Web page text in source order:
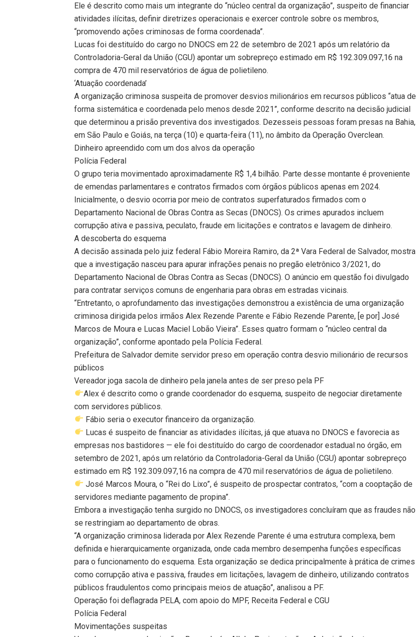
Ele é descrito como mais um integrante do “núcleo central da organização”, suspeito de financiar
atividades ilícitas, definir diretrizes operacionais e exercer controle sobre os membros,
“promovendo ações criminosas de forma coordenada”.
Lucas foi destituído do cargo no DNOCS em 22 de setembro de 2021 após um relatório da
Controladoria-Geral da União (CGU) apontar um sobrepreço estimado em R$ 192.309.097,16 na
compra de 470 mil reservatórios de água de polietileno.
‘Atuação coordenada’
A organização criminosa suspeita de promover desvios milionários em recursos públicos “atua de
forma sistemática e coordenada pelo menos desde 2021”, conforme descrito na decisão judicial
que determinou a prisão preventiva dos investigados. Dezesseis pessoas foram presas na Bahia,
em São Paulo e Goiás, na terça (10) e quarta-feira (11), no âmbito da Operação Overclean.
Dinheiro apreendido com um dos alvos da operação
Polícia Federal
O grupo teria movimentado aproximadamente R$ 1,4 bilhão. Parte desse montante é proveniente
de emendas parlamentares e contratos firmados com órgãos públicos apenas em 2024.
Inicialmente, o desvio ocorria por meio de contratos superfaturados firmados com o
Departamento Nacional de Obras Contra as Secas (DNOCS). Os crimes apurados incluem
corrupção ativa e passiva, peculato, fraude em licitações e contratos e lavagem de dinheiro.
A descoberta do esquema
A decisão assinada pelo juiz federal Fábio Moreira Ramiro, da 2ª Vara Federal de Salvador, mostra
que a investigação nasceu para apurar infrações penais no pregão eletrônico 3/2021, do
Departamento Nacional de Obras Contra as Secas (DNOCS). O anúncio em questão foi divulgado
para contratar serviços comuns de engenharia para obras em estradas vicinais.
“Entretanto, o aprofundamento das investigações demonstrou a existência de uma organização
criminosa dirigida pelos irmãos Alex Rezende Parente e Fábio Rezende Parente, [e por] José
Marcos de Moura e Lucas Maciel Lobão Vieira”. Esses quatro formam o “núcleo central da
organização”, conforme apontado pela Polícia Federal.
Prefeitura de Salvador demite servidor preso em operação contra desvio milionário de recursos
públicos
Vereador joga sacola de dinheiro pela janela antes de ser preso pela PF
Alex é descrito como o grande coordenador do esquema, suspeito de negociar diretamente
com servidores públicos.
Fábio seria o executor financeiro da organização.
Lucas é suspeito de financiar as atividades ilícitas, já que atuava no DNOCS e favorecia as
empresas nos bastidores — ele foi destituído do cargo de coordenador estadual no órgão, em
setembro de 2021, após um relatório da Controladoria-Geral da União (CGU) apontar sobrepreço
estimado em R$ 192.309.097,16 na compra de 470 mil reservatórios de água de polietileno.
José Marcos Moura, o “Rei do Lixo”, é suspeito de prospectar contratos, “com a cooptação de
servidores mediante pagamento de propina”.
Embora a investigação tenha surgido no DNOCS, os investigadores concluíram que as fraudes não
se restringiam ao departamento de obras.
“A organização criminosa liderada por Alex Rezende Parente é uma estrutura complexa, bem
definida e hierarquicamente organizada, onde cada membro desempenha funções específicas
para o funcionamento do esquema. Esta organização se dedica principalmente à prática de crimes
como corrupção ativa e passiva, fraudes em licitações, lavagem de dinheiro, utilizando contratos
públicos fraudulentos como principais meios de atuação”, analisou a PF.
Operação foi deflagrada PELA, com apoio do MPF, Receita Federal e CGU
Polícia Federal
Movimentações suspeitas